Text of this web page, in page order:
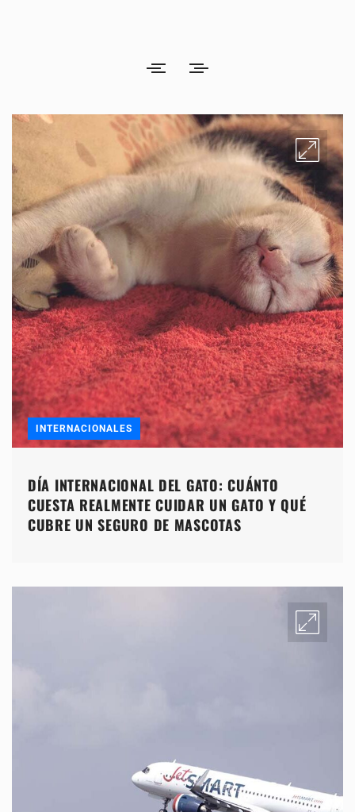
INTERNACIONALES
DÍA INTERNACIONAL DEL GATO: CUÁNTO
CUESTA REALMENTE CUIDAR UN GATO Y QUÉ
CUBRE UN SEGURO DE MASCOTAS